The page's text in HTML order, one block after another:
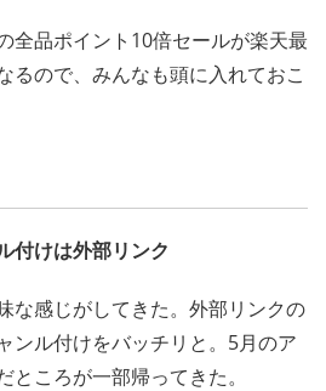
全品ポイント10倍セールが楽天最
るので、みんなも頭に入れておこ
付けは外部リンク
な感じがしてきた。外部リンクの
ンル付けをバッチリと。5月のア
ところが一部帰ってきた。